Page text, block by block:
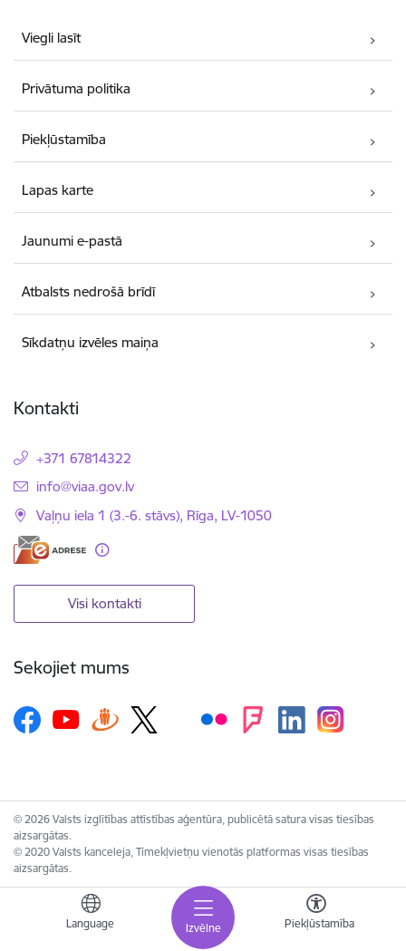
Izvēlne
Language Piekļūstamība
Viegli lasīt
Privātuma politika
Piekļūstamība
Lapas karte
Jaunumi e-pastā
Atbalsts nedrošā brīdī
Sīkdatņu izvēles maiņa
Kontakti
+371 67814322
E-pasts:
info@viaa.gov.lv
Vaļņu iela 1 (3.-6. stāvs), Rīga, LV-1050
Visi kontakti
Sekojiet mums
© 2026 Valsts izglītības attīstības aģentūra, publicētā satura visas tiesības
aizsargātas.
© 2020 Valsts kanceleja, Tīmekļvietņu vienotās platformas visas tiesības
aizsargātas.